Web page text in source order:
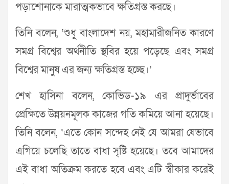
পড়াশোনাকে মারাত্মকভাবে ক্ষতিগ্রস্ত করছে।
তিনি বলেন, ‘শুধু বাংলাদেশ নয়, মহামারীজনিত কারণে
সমগ্র বিশ্বের অর্থনীতি স্থবির হয়ে পড়েছে এবং সমগ্র
বিশ্বের মানুষ এর জন্য ক্ষতিগ্রস্ত হচ্ছে।’
শেখ হাসিনা বলেন, কোভিড-১৯ এর প্রাদুর্ভাবের
প্রেক্ষিতে উন্নয়নমূলক কাজের গতি কমিয়ে আনা হয়েছে।
তিনি বলেন, ‘এতে কোন সন্দেহ নেই যে আমরা যেভাবে
এগিয়ে চলেছি তাতে বাধা সৃষ্টি হয়েছে। তবে আমাদের
এই বাধা অতিক্রম করতে হবে এবং এটি স্বীকার করেই